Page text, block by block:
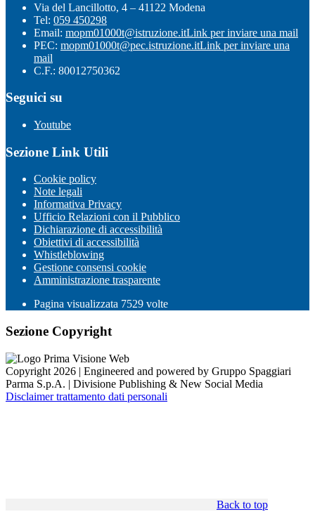
Via del Lancillotto, 4 – 41122 Modena
Tel: 059 450298
Email: mopm01000t@istruzione.itLink per inviare una mail
PEC: mopm01000t@pec.istruzione.itLink per inviare una
mail
C.F.: 80012750362
Seguici su
Youtube
Sezione Link Utili
Cookie policy
Note legali
Informativa Privacy
Ufficio Relazioni con il Pubblico
Dichiarazione di accessibilità
Obiettivi di accessibilità
Whistleblowing
Gestione consensi cookie
Amministrazione trasparente
Pagina visualizzata 7529 volte
Sezione Copyright
Copyright 2026 | Engineered and powered by Gruppo Spaggiari
Parma S.p.A. | Divisione Publishing & New Social Media
Disclaimer trattamento dati personali
Back to top